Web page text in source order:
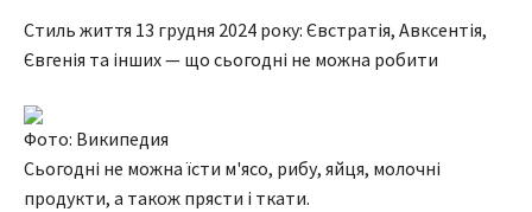
Стиль життя 13 грудня 2024 року: Євстратія, Авксентія,
Євгенія та інших — що сьогодні не можна робити
Фото: Википедия
Сьогодні не можна їсти м'ясо, рибу, яйця, молочні
продукти, а також прясти і ткати.